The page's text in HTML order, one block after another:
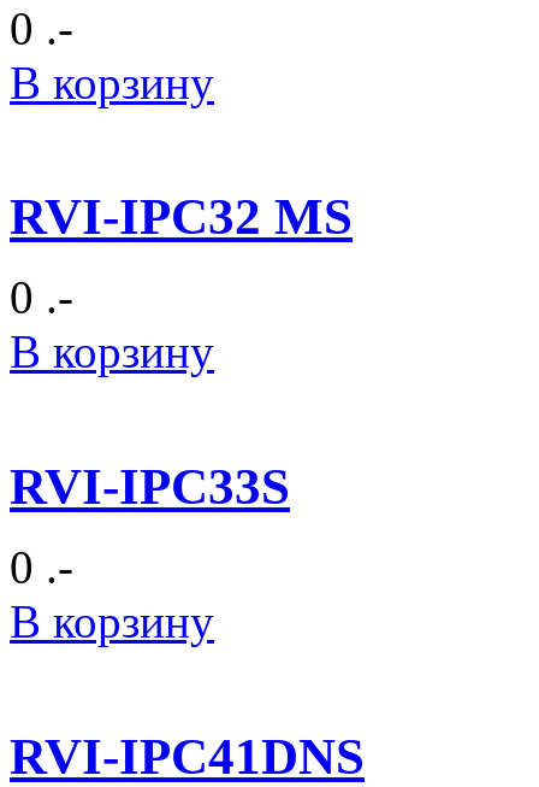
0 .-
В корзину
RVI-IPC32 MS
0 .-
В корзину
RVI-IPC33S
0 .-
В корзину
RVI-IPC41DNS